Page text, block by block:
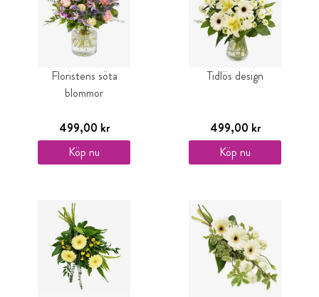
Floristens söta
blommor
499,00 kr
Köp nu
Tidlös design
499,00 kr
Köp nu